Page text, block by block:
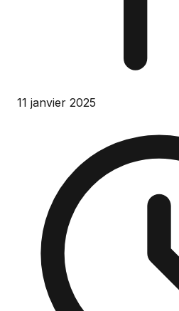
11 janvier 2025